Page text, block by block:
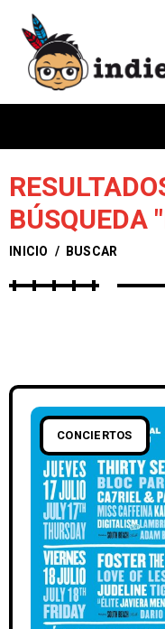
BÚSQUEDA
INICIO / BUSCAR
CONCIERTOS